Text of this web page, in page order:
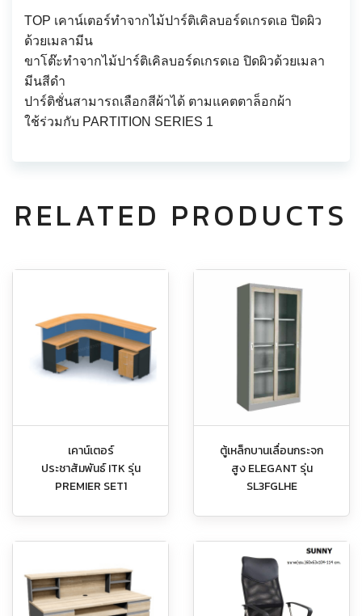
TOP เคาน์เตอร์ทำจากไม้ปาร์ติเคิลบอร์ดเกรดเอ ปิดผิว
ด้วยเมลามีน
ขาโต๊ะทำจากไม้ปาร์ติเคิลบอร์ดเกรดเอ ปิดผิวด้วยเมลา
มีนสีดำ
ปาร์ติชั่นสามารถเลือกสีผ้าได้ ตามแคตตาล็อกผ้า
ใช้ร่วมกับ PARTITION SERIES 1
RELATED PRODUCTS
เคาน์เตอร์
ประชาสัมพันธ์ ITK รุ่น
PREMIER SET1
ตู้เหล็กบานเลื่อนกระจก
สูง ELEGANT รุ่น
SL3FGLHE